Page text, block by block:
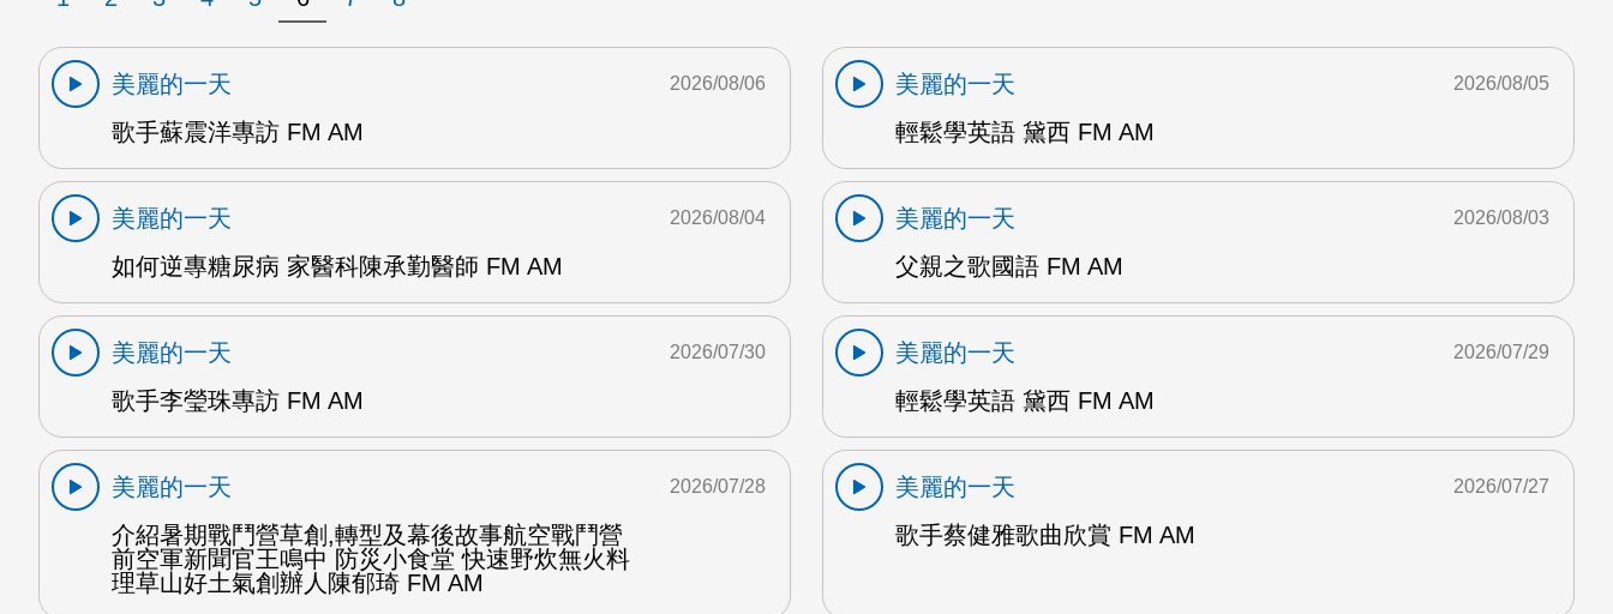
美麗的一天
歌手蘇震洋專訪 FM AM
2026/08/06
美麗的一天
輕鬆學英語 黛西 FM AM
2026/08/05
美麗的一天
如何逆專糖尿病 家醫科陳承勤醫師 FM AM
2026/08/04
美麗的一天
父親之歌國語 FM AM
2026/08/03
美麗的一天
歌手李瑩珠專訪 FM AM
2026/07/30
美麗的一天
輕鬆學英語 黛西 FM AM
2026/07/29
美麗的一天
介紹暑期戰鬥營草創,轉型及幕後故事航空戰鬥營
前空軍新聞官王鳴中 防災小食堂 快速野炊無火料
理草山好土氣創辦人陳郁琦 FM AM
2026/07/28
美麗的一天
歌手蔡健雅歌曲欣賞 FM AM
2026/07/27